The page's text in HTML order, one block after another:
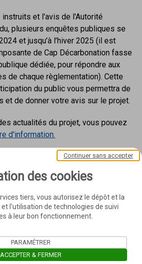
et l'avis de l'Autorité
plusieurs enquêtes publiques se
et jusqu’à l’hiver 2025 (il est
de Cap Décarbonation fasse
dédiée, pour répondre aux
de chaque règlementation). Cette
du public vous permettra de
et de donner votre avis sur le projet.
actualités du projet, vous pouvez
d'information.
des cookies
tiers, vous autorisez le dépôt et la
et l'utilisation de technologies de suivi
à leur bon fonctionnement.
Continuer sans accepter
PARAMÉTRER
ACCEPTER & FERMER